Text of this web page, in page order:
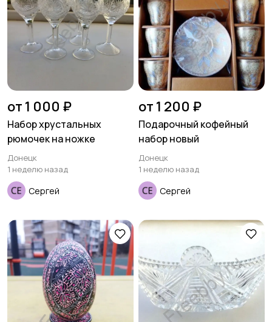
от 1 000 ₽
Набор хрустальных
рюмочек на ножке
Донецк
1 неделю назад
Сергей
от 1 200 ₽
Подарочный кофейный
набор новый
Донецк
1 неделю назад
Сергей